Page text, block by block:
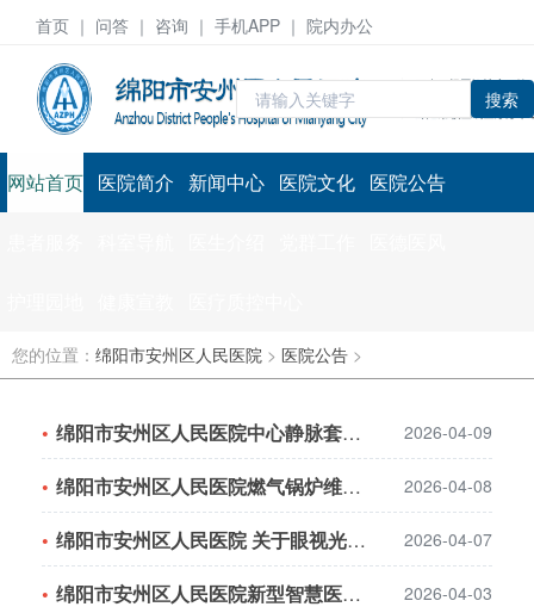
首页 ｜ 问答 ｜ 咨询 ｜ 手机APP ｜ 院内办公
搜索
网站首页 医院简介 新闻中心 医院文化 医院公告
您的位置： 绵阳市安州区人民医院 > 医院公告 >
绵阳市安州区人民医院中心静脉套件采购结果公示 2026-04-09
绵阳市安州区人民医院燃气锅炉维保服务采购结果公告 2026-04-08
绵阳市安州区人民医院 关于眼视光中心对外合作运营项目的市场调研公告 2026-04-07
绵阳市安州区人民医院新型智慧医疗大健康管理中心项目—医院配套设施设备采购及安装项 2026-04-03